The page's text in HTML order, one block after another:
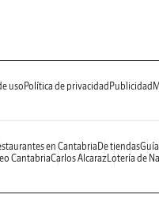
usoPolítica de privacidad Publicidad
en Cantabria De tiendas
CantabriaCarlos AlcarazLotería de